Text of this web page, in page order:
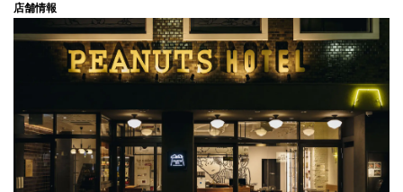
店舗情報